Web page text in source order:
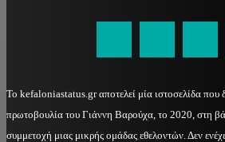
Το kefaloniastatus.gr αποτελεί μία ιστοσελίδα που
πρωτοβουλία του Γιάννη Βαρούχα, το 2020, στη
συμμετοχή μιας μικρής ομάδας εθελοντών. Δεν